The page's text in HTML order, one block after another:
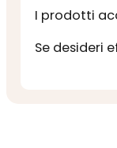
I prodotti
Se desideri